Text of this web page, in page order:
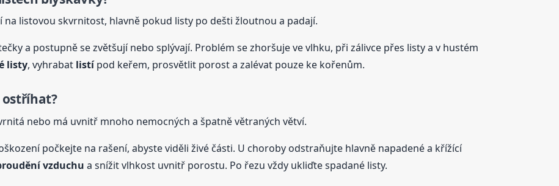
listovou skvrnitost, hlavně pokud listy po dešti žloutnou a padají.
a postupně se zvětšují nebo splývají. Problém se zhoršuje ve vlhku, při zálivce přes listy a v hustém
listy, vyhrabat listípod keřem, prosvětlit porost a zalévat pouze ke kořenům.
ostříhat?
nebo má uvnitř mnoho nemocných a špatně větraných větví.
počkejte na rašení, abyste viděli živé části. U choroby odstraňujte hlavně napadené a křížící
vzduchu a snížit vlhkost uvnitř porostu. Po řezu vždy ukliďte spadané listy.